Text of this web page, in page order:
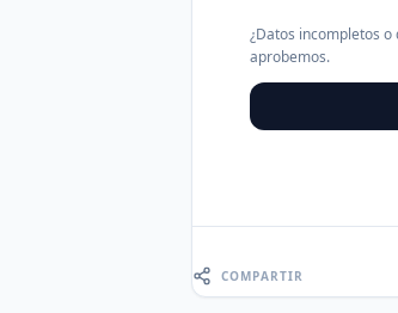
¿Datos incompletos
aprobemos.
COMPARTIR